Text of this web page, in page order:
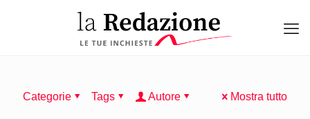
Categorie Tags Autore Mostra tutto